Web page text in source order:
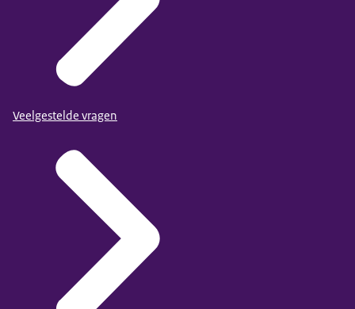
Veelgestelde vragen